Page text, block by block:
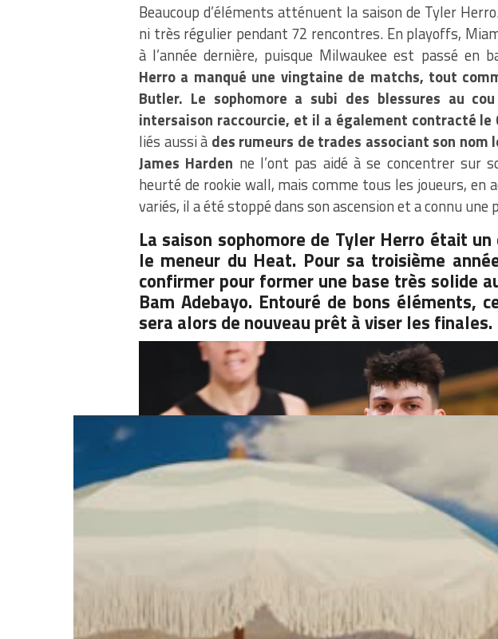
Beaucoup d’éléments atténuent la saison de Tyler
ni très régulier pendant 72 rencontres. En playoffs,
à l’année dernière, puisque Milwaukee est passé en
Herro a manqué une vingtaine de matchs, tout
Butler. Le sophomore a subi des blessures au
intersaison raccourcie, et il a également contracté le
liés aussi à des rumeurs de trades associant son
James Harden ne l’ont pas aidé à se concentrer sur
heurté de rookie wall, mais comme tous les joueurs, en
variés, il a été stoppé dans son ascension et a connu une
La saison sophomore de Tyler Herro était
le meneur du Heat. Pour sa troisième
confirmer pour former une base très solide
Bam Adebayo. Entouré de bons éléments,
sera alors de nouveau prêt à viser les finales.